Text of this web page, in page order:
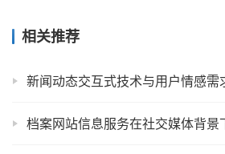
相关推荐
新闻动态交互式技术与用户情感需
档案网站信息服务在社交媒体背景